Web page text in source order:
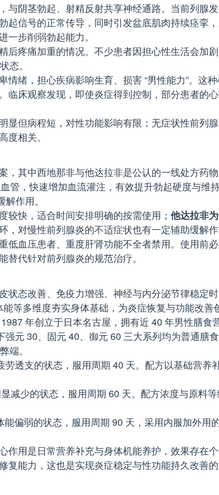
与阴茎勃起、射精反射共享神经通路。当前列腺
信号的正常传导，同时引发盆底肌肉持续痉挛
步削弱勃起能力。
疼痛加重的情况。不少患者因担心性生活会加
态。
绪，担心疾病影响生育、损害 “男性能力”。这
床观察发现，即使炎症得到控制，部分患者的
但病程短，对性功能影响有限；无症状性前列
相关。
其中西地那非与他达拉非是公认的一线处方药
，快速增加血流灌注，有效提升勃起硬度与维
作用。
较快，适合时间安排明确的按需使用； 他达拉非
对慢性前列腺炎的不适症状也有一定辅助缓解作
血压患者、重度肝肾功能不全者禁用。使用前
代针对前列腺炎的规范治疗。
态改善、免疫力增强、神经与内分泌节律稳定
多维度夯实身体基础，为炎症恢复与功能改善
年创立于日本名古屋，拥有近 40 年男性膳
元 30、固元 40、御元 60 三大系列均为普通膳
端。
透支的状态，服用周期 40 天。配方以基础营
减少的状态，服用周期 60 天。配方浓度与原料
偏弱的状态，服用周期 90 天，采用内服加外用
用是日常营养补充与身体机能养护，效果存在
能力，这也是实现炎症稳定与性功能持久改善的